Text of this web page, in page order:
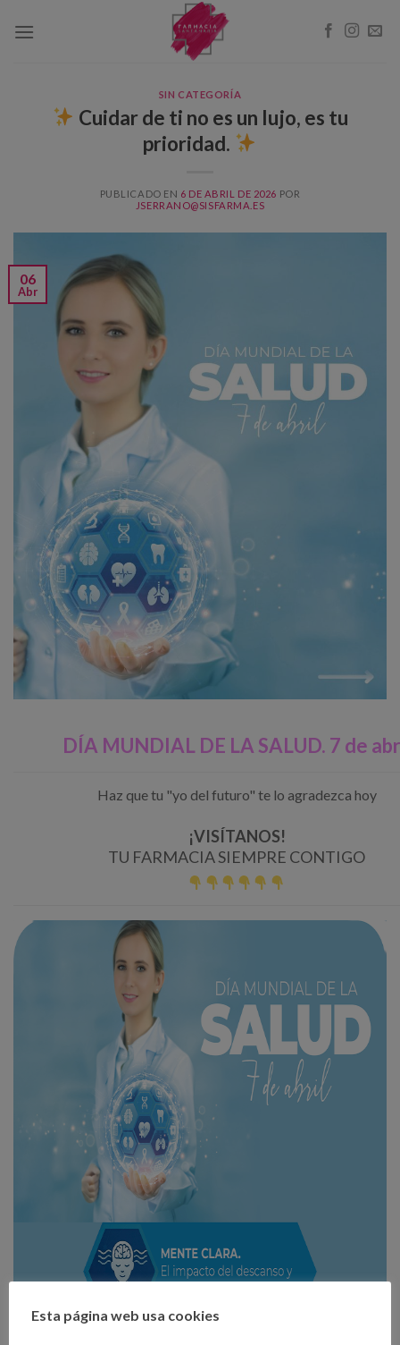
SIN CATEGORÍA
Cuidar de ti no es un lujo, es tu
prioridad.
PUBLICADO EN 6 DE ABRIL DE 2026 POR
JSERRANO@SISFARMA.ES
06
Abr
DÍA MUNDIAL DE LA SALUD. 7 de
Haz que tu "yo del futuro" te lo agradezca hoy
¡VISÍTANOS!
TU FARMACIA SIEMPRE CONTIGO
Esta página web usa cookies